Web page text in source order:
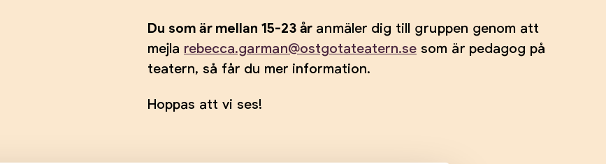
Du som är mellan 15-23 åranmäler dig till gruppen genom att
mejla rebecca.garman@ostgotateatern.se som är pedagog på
teatern, så får du mer information.
Hoppas att vi ses!